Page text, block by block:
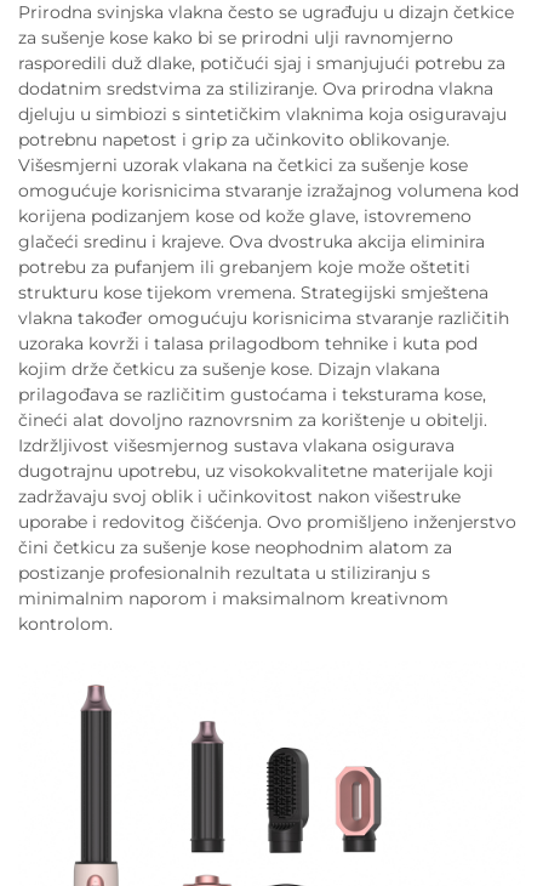
Prirodna svinjska vlakna često se ugrađuju u dizajn četkice
za sušenje kose kako bi se prirodni ulji ravnomjerno
rasporedili duž dlake, potičući sjaj i smanjujući potrebu za
dodatnim sredstvima za stiliziranje. Ova prirodna vlakna
djeluju u simbiozi s sintetičkim vlaknima koja osiguravaju
potrebnu napetost i grip za učinkovito oblikovanje.
Višesmjerni uzorak vlakana na četkici za sušenje kose
omogućuje korisnicima stvaranje izražajnog volumena kod
korijena podizanjem kose od kože glave, istovremeno
glačeći sredinu i krajeve. Ova dvostruka akcija eliminira
potrebu za pufanjem ili grebanjem koje može oštetiti
strukturu kose tijekom vremena. Strategijski smještena
vlakna također omogućuju korisnicima stvaranje različitih
uzoraka kovrži i talasa prilagodbom tehnike i kuta pod
kojim drže četkicu za sušenje kose. Dizajn vlakana
prilagođava se različitim gustoćama i teksturama kose,
čineći alat dovoljno raznovrsnim za korištenje u obitelji.
Izdržljivost višesmjernog sustava vlakana osigurava
dugotrajnu upotrebu, uz visokokvalitetne materijale koji
zadržavaju svoj oblik i učinkovitost nakon višestruke
uporabe i redovitog čišćenja. Ovo promišljeno inženjerstvo
čini četkicu za sušenje kose neophodnim alatom za
postizanje profesionalnih rezultata u stiliziranju s
minimalnim naporom i maksimalnom kreativnom
kontrolom.